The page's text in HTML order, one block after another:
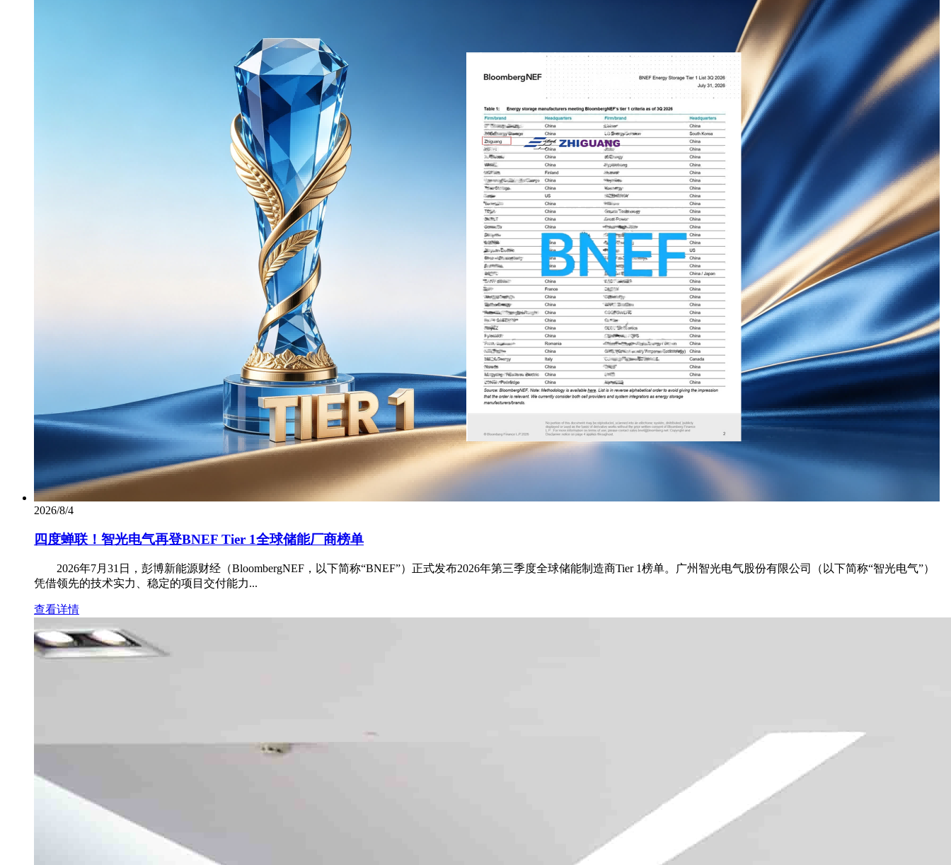
2026/8/4
四度蝉联！智光电气再登BNEF Tier 1全球储能厂商榜单
2026年7月31日，彭博新能源财经（BloombergNEF，以下简称“BNEF”）正式发布2026年第三季度全球储能制造商Tier 1榜单。广州智光电气股份有限公司（以下简称“智光电气”）
凭借领先的技术实力、稳定的项目交付能力...
查看详情